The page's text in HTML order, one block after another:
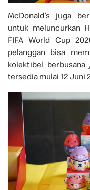
McDonald’s juga
untuk meluncurkan
FIFA World Cup
pelanggan bisa
kolektibel berbusana
tersedia mulai 12 Juni